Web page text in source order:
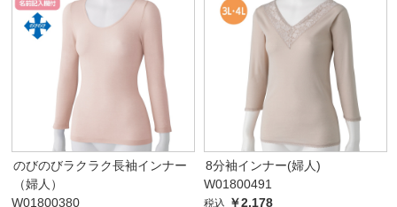
のびのびラクラク長袖インナー
（婦人）
W01800380
8分袖インナー(婦人)
W01800491
税込 ￥2,178